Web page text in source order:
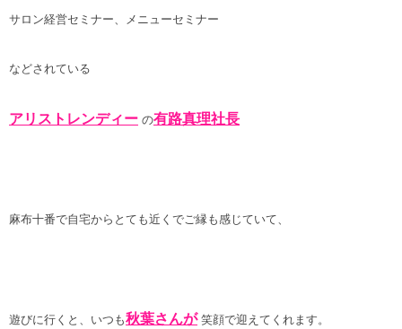
サロン経営セミナー、メニューセミナー
などされている
アリストレンディー の有路真理社長
麻布十番で自宅からとても近くでご縁も感じていて、
遊びに行くと、いつも秋葉さんが笑顔で迎えてくれます。